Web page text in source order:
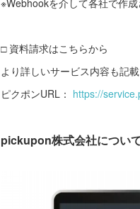
□ 資料請求はこちらから
より詳しいサービス内容も記
ピクポンURL： https://
pickupon株式会社につい